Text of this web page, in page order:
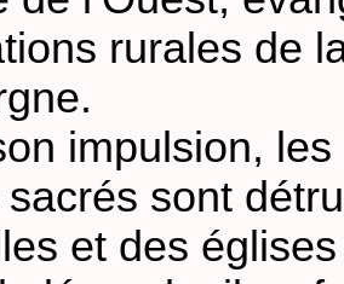
rurales de
impulsion,
sont
et des